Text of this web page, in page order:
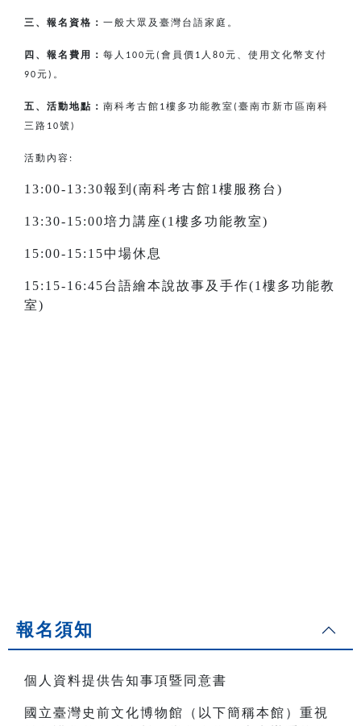
三、報名資格： 一般大眾及臺灣台語家庭。
四、報名費用： 每人 100元( 會員價 1 人 80元、使用文化幣支付
90元 ) 。
五、活動地點： 南科考古館 1樓多功能教室( 臺南市新市區南科
三路 10號 )
活動內容:
13:00-13:30報到(南科考古館1樓服務台)
13:30-15:00培力講座(1樓多功能教室)
15:00-15:15中場休息
15:15-16:45台語繪本說故事及手作(1樓多功能教
室)
報名須知
個人資料提供告知事項暨同意書
國立臺灣史前文化博物館（以下簡稱本館）重視